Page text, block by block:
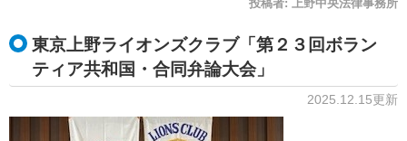
投稿者: 上野中央法律事務所
東京上野ライオンズクラブ「第２３回ボラン
ティア共和国・合同弁論大会」
2025.12.15更新